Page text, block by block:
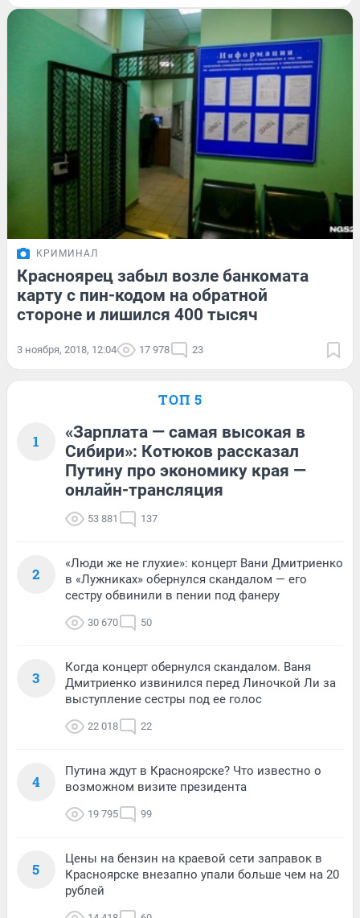
КРИМИНАЛ
Красноярец забыл возле банкомата
карту с пин-кодом на обратной
стороне и лишился 400 тысяч
3 ноября, 2018, 12:04 17 978 23
ТОП 5
1
«Зарплата — самая высокая в
Сибири»: Котюков рассказал
Путину про экономику края —
онлайн-трансляция
53 881 137
2
«Люди же не глухие»: концерт Вани Дмитриенко
в «Лужниках» обернулся скандалом — его
сестру обвинили в пении под фанеру
30 670 50
3
Когда концерт обернулся скандалом. Ваня
Дмитриенко извинился перед Линочкой Ли за
выступление сестры под ее голос
22 018 22
4
Путина ждут в Красноярске? Что известно о
возможном визите президента
19 795 99
5
Цены на бензин на краевой сети заправок в
Красноярске внезапно упали больше чем на 20
рублей